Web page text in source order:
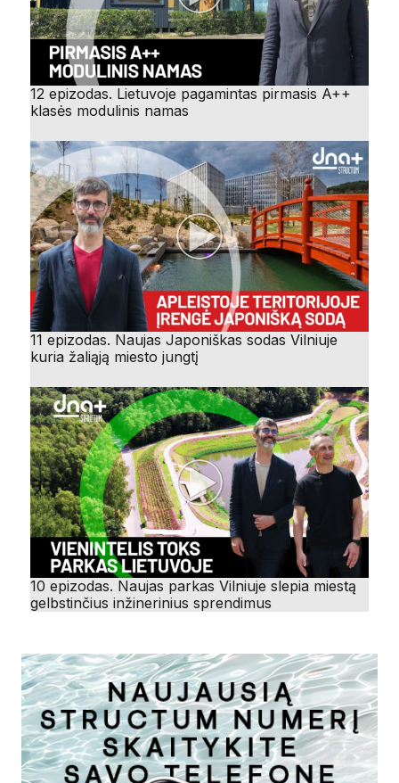
12 epizodas. Lietuvoje pagamintas pirmasis A++
klasės modulinis namas
11 epizodas. Naujas Japoniškas sodas Vilniuje
kuria žaliąją miesto jungtį
10 epizodas. Naujas parkas Vilniuje slepia miestą
gelbstinčius inžinerinius sprendimus